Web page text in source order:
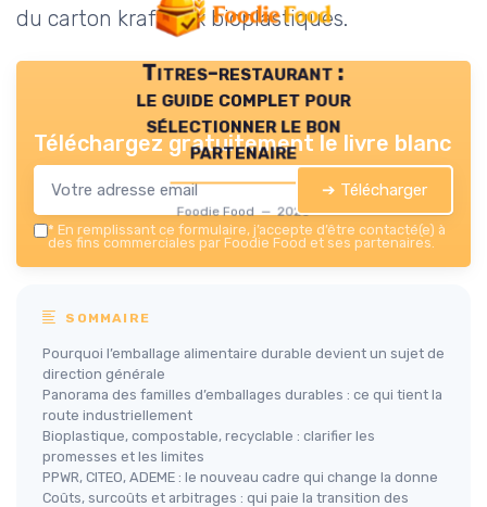
du carton kraft aux bioplastiques.
Titres-restaurant :
le guide complet pour
sélectionner le bon
partenaire
Foodie Food — 2026
Téléchargez gratuitement le livre blanc
➔ Télécharger
* En remplissant ce formulaire, j’accepte d’être contacté(e) à
des fins commerciales par Foodie Food et ses partenaires.
SOMMAIRE
Pourquoi l’emballage alimentaire durable devient un sujet de
direction générale
Panorama des familles d’emballages durables : ce qui tient la
route industriellement
Bioplastique, compostable, recyclable : clarifier les
promesses et les limites
PPWR, CITEO, ADEME : le nouveau cadre qui change la donne
Coûts, surcoûts et arbitrages : qui paie la transition des